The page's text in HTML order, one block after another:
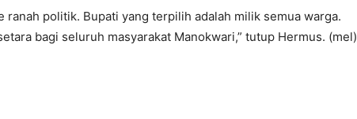
ranah politik. Bupati yang terpilih adalah milik semua warga.
bagi seluruh masyarakat Manokwari,” tutup Hermus. (mel)